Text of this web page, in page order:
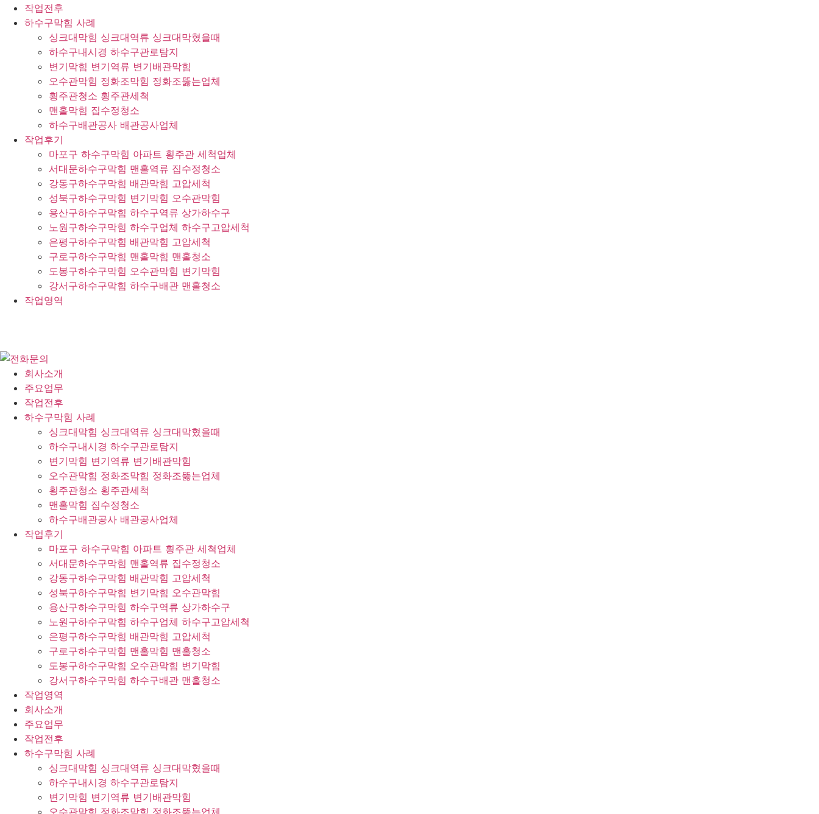
작업전후
하수구막힘 사례
싱크대막힘 싱크대역류 싱크대막혔을때
하수구내시경 하수구관로탐지
변기막힘 변기역류 변기배관막힘
오수관막힘 정화조막힘 정화조뚫는업체
횡주관청소 횡주관세척
맨홀막힘 집수정청소
하수구배관공사 배관공사업체
작업후기
마포구 하수구막힘 아파트 횡주관 세척업체
서대문하수구막힘 맨홀역류 집수정청소
강동구하수구막힘 배관막힘 고압세척
성북구하수구막힘 변기막힘 오수관막힘
용산구하수구막힘 하수구역류 상가하수구
노원구하수구막힘 하수구업체 하수구고압세척
은평구하수구막힘 배관막힘 고압세척
구로구하수구막힘 맨홀막힘 맨홀청소
도봉구하수구막힘 오수관막힘 변기막힘
강서구하수구막힘 하수구배관 맨홀청소
작업영역
회사소개
주요업무
작업전후
하수구막힘 사례
싱크대막힘 싱크대역류 싱크대막혔을때
하수구내시경 하수구관로탐지
변기막힘 변기역류 변기배관막힘
오수관막힘 정화조막힘 정화조뚫는업체
횡주관청소 횡주관세척
맨홀막힘 집수정청소
하수구배관공사 배관공사업체
작업후기
마포구 하수구막힘 아파트 횡주관 세척업체
서대문하수구막힘 맨홀역류 집수정청소
강동구하수구막힘 배관막힘 고압세척
성북구하수구막힘 변기막힘 오수관막힘
용산구하수구막힘 하수구역류 상가하수구
노원구하수구막힘 하수구업체 하수구고압세척
은평구하수구막힘 배관막힘 고압세척
구로구하수구막힘 맨홀막힘 맨홀청소
도봉구하수구막힘 오수관막힘 변기막힘
강서구하수구막힘 하수구배관 맨홀청소
작업영역
회사소개
주요업무
작업전후
하수구막힘 사례
싱크대막힘 싱크대역류 싱크대막혔을때
하수구내시경 하수구관로탐지
변기막힘 변기역류 변기배관막힘
오수관막힘 정화조막힘 정화조뚫는업체